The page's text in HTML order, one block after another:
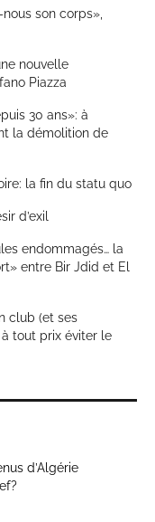
son corps»,
nouvelle
Piazza
30 ans»: à
la démolition de
la fin du statu quo
d’exil
endommagés… la
entre Bir Jdid et El
club (et ses
à tout prix éviter le
d’Algérie